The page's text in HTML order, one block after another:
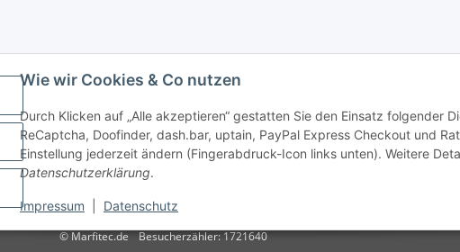
Wie wir Cookies & Co nutzen
Durch Klicken auf „Alle akzeptieren“ gestatten Sie den Einsatz folgender
ReCaptcha, Doofinder, dash.bar, uptain, PayPal Express Checkout und
Einstellung jederzeit ändern (Fingerabdruck-Icon links unten). Weitere
Datenschutzerklärung.
Impressum Datenschutz
für andere Länder entnehmen Sie bitte der Schaltfläche mit den
© Marfitec.de Besucherzähler: 1721640